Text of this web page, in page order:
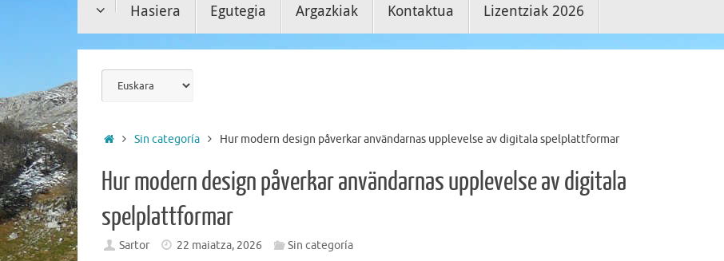
Hasiera Egutegia Argazkiak Kontaktua Lizentziak 2026
Aukeratu
hizkuntza
HomeSin categoría Hur modern design påverkar användarnas upplevelse av digitala spelplattformar
Hur modern design påverkar användarnas upplevelse av digitala
spelplattformar
Sartor 22 maiatza, 2026 Sin categoría